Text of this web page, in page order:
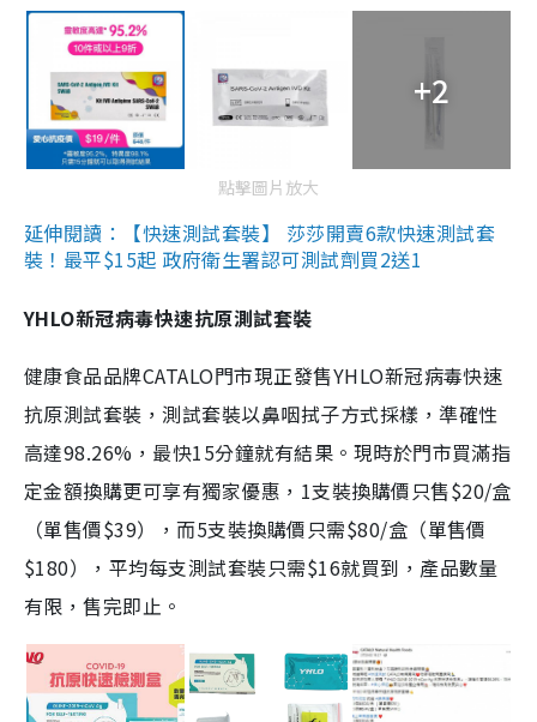
+2
點擊圖片放大
延伸閱讀：【快速測試套裝】 莎莎開賣6款快速測試套
裝！最平$15起 政府衛生署認可測試劑買2送1
YHLO新冠病毒快速抗原測試套裝
健康食品品牌CATALO門市現正發售YHLO新冠病毒快速
抗原測試套裝，測試套裝以鼻咽拭子方式採樣，準確性
高達98.26%，最快15分鐘就有結果。現時於門市買滿指
定金額換購更可享有獨家優惠，1支裝換購價只售$20/盒
（單售價$39），而5支裝換購價只需$80/盒（單售價
$180），平均每支測試套裝只需$16就買到，產品數量
有限，售完即止。